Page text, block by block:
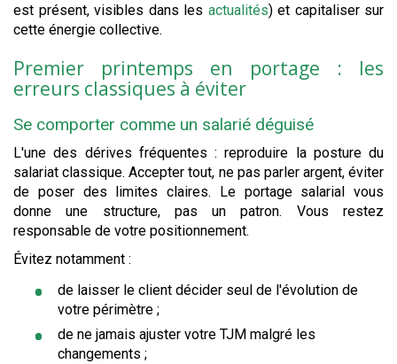
est présent, visibles dans les actualités) et capitaliser sur
cette énergie collective.
Premier printemps en portage : les
erreurs classiques à éviter
Se comporter comme un salarié déguisé
L'une des dérives fréquentes : reproduire la posture du
salariat classique. Accepter tout, ne pas parler argent, éviter
de poser des limites claires. Le portage salarial vous
donne une structure, pas un patron. Vous restez
responsable de votre positionnement.
Évitez notamment :
de laisser le client décider seul de l'évolution de
votre périmètre ;
de ne jamais ajuster votre TJM malgré les
changements ;